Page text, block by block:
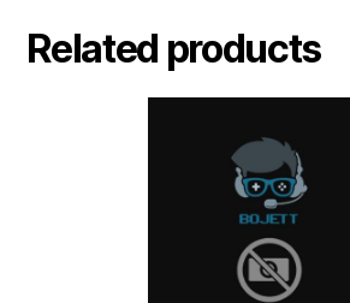
Related products